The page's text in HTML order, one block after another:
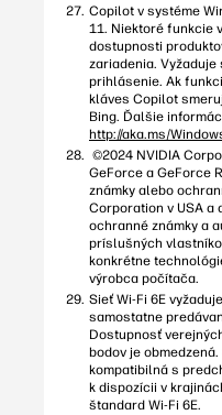
Copilot v systéme
11. Niektoré funkcie
dostupnosti
zariadenia.
prihlásenie. Ak
kláves Copilot
Bing. Ďalšie
http://aka.ms/
©2024 NVIDIA
GeForce a GeForce
známky alebo
Corporation v USA
ochranné známky a
príslušných
konkrétne
výrobca počítača.
Sieť Wi-Fi 6E
samostatne
Dostupnosť
bodov je
kompatibilná s
k dispozícii v
štandard Wi-Fi 6E.